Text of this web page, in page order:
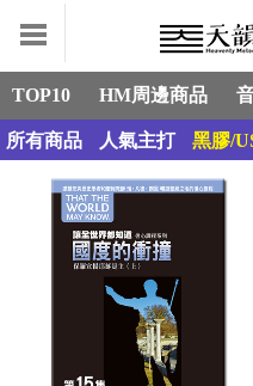
TOP10 HM周邊商品
所有商品 人氣主打 黑膠/